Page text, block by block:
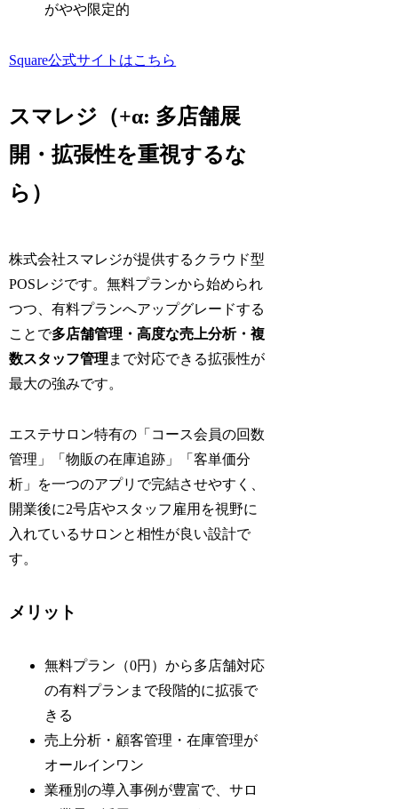
がやや限定的
Square公式サイトはこちら
スマレジ（+α: 多店舗展
開・拡張性を重視するな
ら）
株式会社スマレジが提供するクラウド型
POSレジです。無料プランから始められ
つつ、有料プランへアップグレードする
ことで多店舗管理・高度な売上分析・複
数スタッフ管理 まで対応できる拡張性が
最大の強みです。
エステサロン特有の「コース会員の回数
管理」「物販の在庫追跡」「客単価分
析」を一つのアプリで完結させやすく、
開業後に2号店やスタッフ雇用を視野に
入れているサロンと相性が良い設計で
す。
メリット
無料プラン（0円）から多店舗対応
の有料プランまで段階的に拡張で
きる
売上分析・顧客管理・在庫管理が
オールインワン
業種別の導入事例が豊富で、サロ